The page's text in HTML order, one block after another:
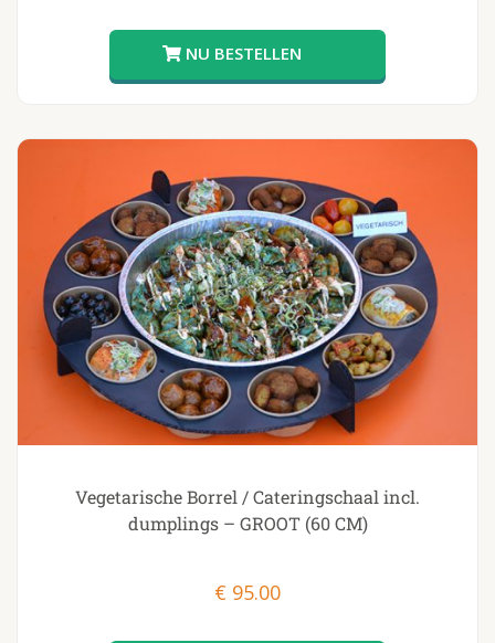
Vegetarische Borrel / Cateringschaal incl.
dumplings – GROOT (60 CM)
€ 95.00